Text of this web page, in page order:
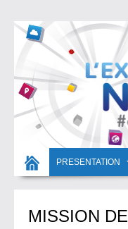
PRESENTATION
MISSION